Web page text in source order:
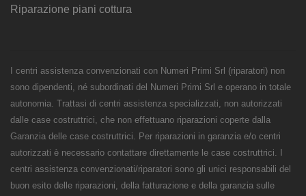
Riparazione piani cottura
I centri assistenza convenzionati con Numeri Primi Srl (riparatori) non
sono dipendenti, né subordinati del Numeri Primi Srl e operano in totale
autonomia. Trattasi di centri assistenza specializzati, non autorizzati
dalle case costruttrici, che non effettuano riparazioni coperte dalla
Garanzia delle case costruttrici. Per riparazioni in garanzia e/o centri
autorizzati è necessario contattare direttamente le case costruttrici. I
centri assistenza convenzionati/riparatori sono gli unici responsabili del
buon esito delle riparazioni, della fatturazione e della garanzia sulle